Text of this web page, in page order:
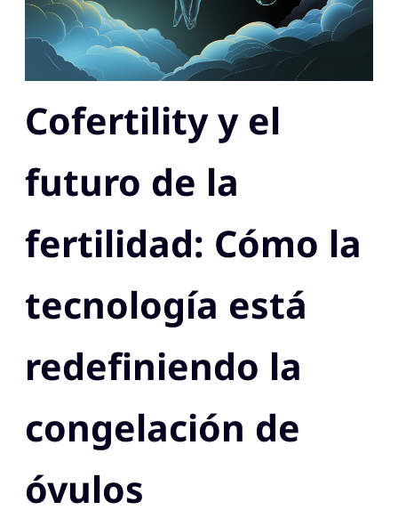
Cofertility y el
futuro de la
fertilidad: Cómo la
tecnología está
redefiniendo la
congelación de
óvulos